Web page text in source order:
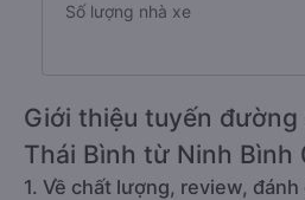
Số lượng nhà xe
Giới thiệu tuyến
Thái Bình từ Ninh Bình
1. Về chất lượng, review,